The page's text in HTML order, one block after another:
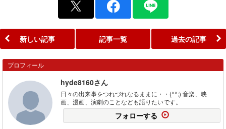
新しい記事 記事一覧 過去の記事
プロフィール
hyde8160さん
日々の出来事をつれづれなるままに・・(^^;) 音楽、映
画、漫画、演劇のことなども語りたいです。
フォローする